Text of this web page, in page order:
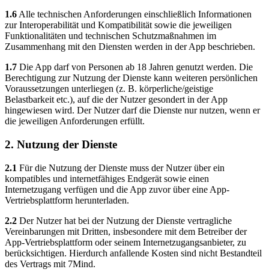
1.6Alle technischen Anforderungen einschließlich Informationen
zur Interoperabilität und Kompatibilität sowie die jeweiligen
Funktionalitäten und technischen Schutzmaßnahmen im
Zusammenhang mit den Diensten werden in der App beschrieben.
1.7 Die App darf von Personen ab 18 Jahren genutzt werden. Die
Berechtigung zur Nutzung der Dienste kann weiteren persönlichen
Voraussetzungen unterliegen (z. B. körperliche/geistige
Belastbarkeit etc.), auf die der Nutzer gesondert in der App
hingewiesen wird. Der Nutzer darf die Dienste nur nutzen, wenn er
die jeweiligen Anforderungen erfüllt.
2. Nutzung der Dienste
2.1 Für die Nutzung der Dienste muss der Nutzer über ein
kompatibles und internetfähiges Endgerät sowie einen
Internetzugang verfügen und die App zuvor über eine App-
Vertriebsplattform herunterladen.
2.2 Der Nutzer hat bei der Nutzung der Dienste vertragliche
Vereinbarungen mit Dritten, insbesondere mit dem Betreiber der
App-Vertriebsplattform oder seinem Internetzugangsanbieter, zu
berücksichtigen. Hierdurch anfallende Kosten sind nicht Bestandteil
des Vertrags mit 7Mind.